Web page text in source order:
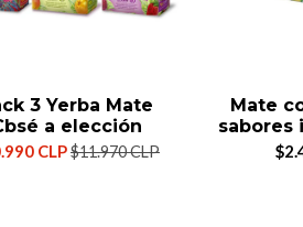
3 Yerba Mate
a elección
CLP$11.970 CLP
Mate
sabores